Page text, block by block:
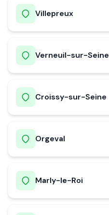
Villepreux
Verneuil-sur-Seine
Croissy-sur-Seine
Orgeval
Marly-le-Roi